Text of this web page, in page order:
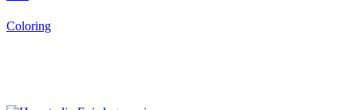
Coloring